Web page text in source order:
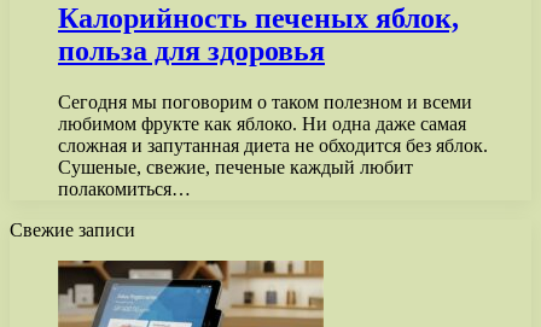
Калорийность печеных яблок,
польза для здоровья
Сегодня мы поговорим о таком полезном и всеми
любимом фрукте как яблоко. Ни одна даже самая
сложная и запутанная диета не обходится без яблок.
Сушеные, свежие, печеные каждый любит
полакомиться…
Свежие записи